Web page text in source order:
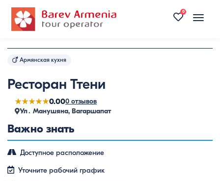
Toggle
0
Армянская кухня
Ресторан Ттени
★★★★★0.000 отзывов
Ул․ Манушяна, Вагаршапат
Важно знать
Доступное расположение
Уточните рабочий график